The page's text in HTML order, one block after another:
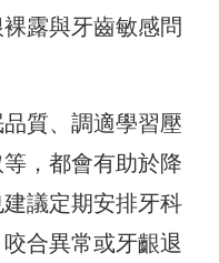
露與牙齒敏感問
質、調適學習壓
，都會有助於降
建議定期安排牙科
咬合異常或牙齦退